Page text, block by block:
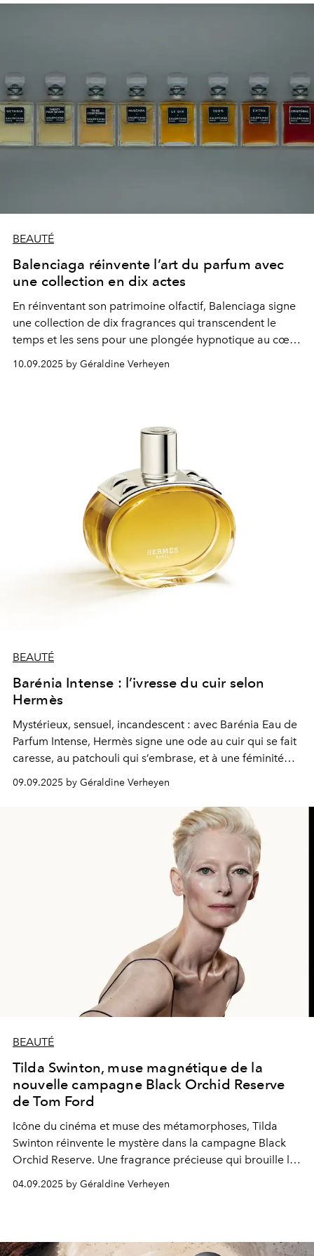
BEAUTÉ
Balenciaga réinvente l’art du parfum avec
une collection en dix actes
En réinventant son patrimoine olfactif, Balenciaga signe
une collection de dix fragrances qui transcendent le
temps et les sens pour une plongée hypnotique au cœur
s’embrassent.
10.09.2025 by Géraldine Verheyen
BEAUTÉ
Barénia Intense : l’ivresse du cuir selon
Hermès
Mystérieux, sensuel, incandescent : avec Barénia Eau de
Parfum Intense, Hermès signe une ode au cuir qui se fait
caresse, au patchouli qui s’embrase, et à une féminité
09.09.2025 by Géraldine Verheyen
BEAUTÉ
Tilda Swinton, muse magnétique de la
nouvelle campagne Black Orchid Reserve
de Tom Ford
Icône du cinéma et muse des métamorphoses, Tilda
Swinton réinvente le mystère dans la campagne Black
Orchid Reserve. Une fragrance précieuse qui brouille les
04.09.2025 by Géraldine Verheyen